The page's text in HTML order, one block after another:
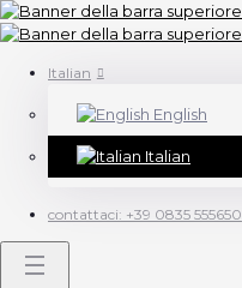
Italian
English
Italian
contattaci: +39 0835 555650